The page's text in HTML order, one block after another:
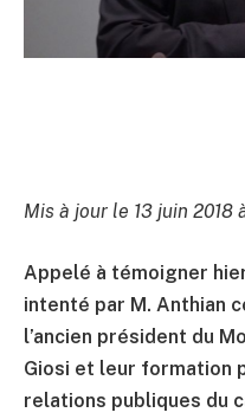
Mis à jour le 13 juin 2018
Appelé à témoigner
intenté par M. Anthian
l’ancien président du
Giosi et leur formation
relations publiques du